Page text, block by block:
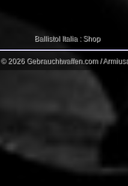
Ballistol Italia : Shop
© 2026 Gebrauchtwaffen.com /